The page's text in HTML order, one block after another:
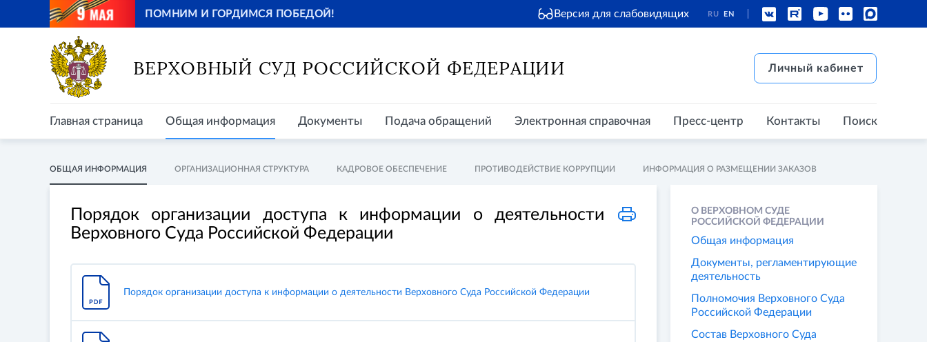
ПОМНИМ И ГОРДИМСЯ ПОБЕДОЙ! Версия для слабовидящих RU EN
Главная страница
ВЕРХОВНЫЙ СУД РОССИЙСКОЙ ФЕДЕРАЦИИ Личный кабинет
Главная страница Общая информация Документы Подача обращений Электронная справочная Пресс-центр Контакты Поиск
ОБЩАЯ ИНФОРМАЦИЯ ОРГАНИЗАЦИОННАЯ СТРУКТУРА КАДРОВОЕ ОБЕСПЕЧЕНИЕ ПРОТИВОДЕЙСТВИЕ КОРРУПЦИИ ИНФОРМАЦИЯ О РАЗМЕЩЕНИИ ЗАКАЗОВ
Порядок организации доступа к информации о деятельности
Верховного Суда Российской Федерации
Порядок организации доступа к информации о деятельности Верховного Суда Российской Федерации
О ВЕРХОВНОМ СУДЕ
РОССИЙСКОЙ ФЕДЕРАЦИИ
Общая информация
Документы, регламентирующие
деятельность
Полномочия Верховного Суда
Российской Федерации
Состав Верховного Суда